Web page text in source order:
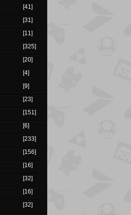
[41]
[31]
[11]
[325]
[20]
[4]
[9]
[23]
[151]
[6]
[233]
[156]
[16]
[32]
[16]
[32]